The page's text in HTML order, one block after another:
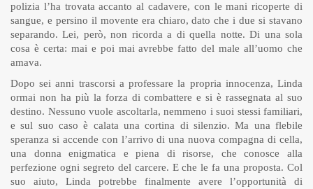
polizia l’ha trovata accanto al cadavere, con le mani ricoperte di
sangue, e persino il movente era chiaro, dato che i due si stavano
separando. Lei, però, non ricorda a di quella notte. Di una sola
cosa è certa: mai e poi mai avrebbe fatto del male all’uomo che
amava.
Dopo sei anni trascorsi a professare la propria innocenza, Linda
ormai non ha più la forza di combattere e si è rassegnata al suo
destino. Nessuno vuole ascoltarla, nemmeno i suoi stessi familiari,
e sul suo caso è calata una cortina di silenzio. Ma una flebile
speranza si accende con l’arrivo di una nuova compagna di cella,
una donna enigmatica e piena di risorse, che conosce alla
perfezione ogni segreto del carcere. E che le fa una proposta. Col
suo aiuto, Linda potrebbe finalmente avere l’opportunità di